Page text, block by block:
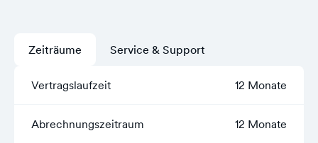
Zeiträume
Vertragslaufzeit 12 Monate
Abrechnungszeitraum 12 Monate
Service & Support